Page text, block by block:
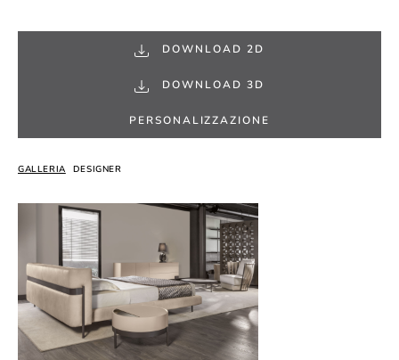
DOWNLOAD 2D
DOWNLOAD 3D
PERSONALIZZAZIONE
GALLERIA DESIGNER